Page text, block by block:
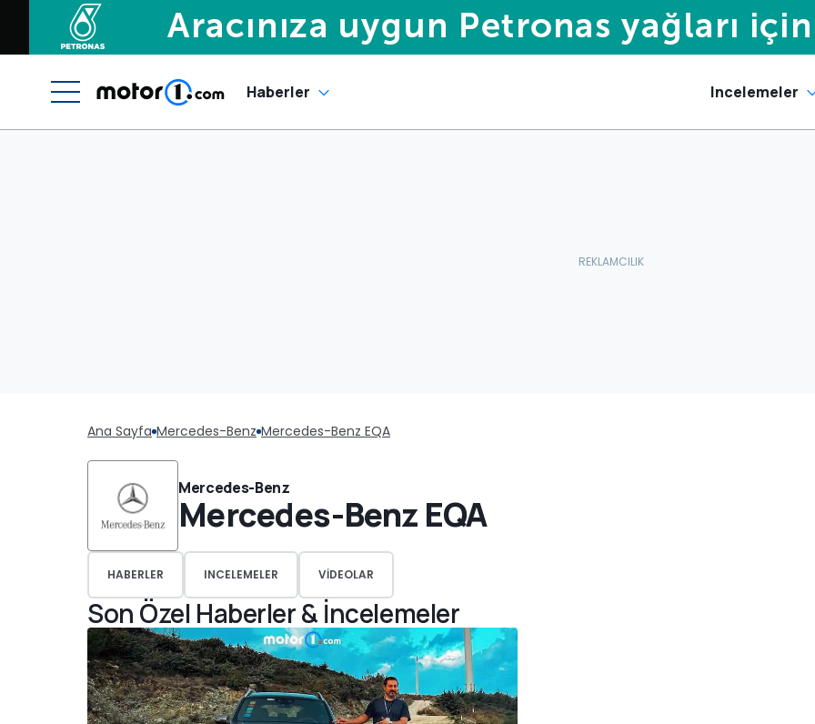
Haberler Incelemeler
Ana Sayfa Mercedes-Benz Mercedes-Benz EQA
Mercedes-Benz
Mercedes-Benz EQA
HABERLER INCELEMELER VIDEOLAR
Son Özel Haberler & İncelemeler